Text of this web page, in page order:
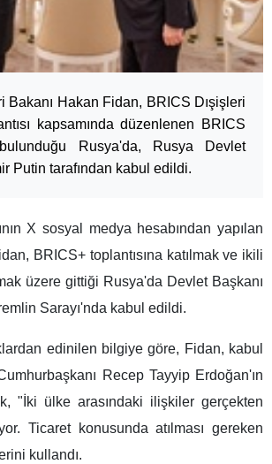
Bakanı Hakan Fidan, BRICS Dışişleri
kapsamında düzenlenen BRICS
Rusya'da, Rusya Devlet
Putin tarafından kabul edildi.
X sosyal medya hesabından yapılan
BRICS+ toplantısına katılmak ve ikili
üzere gittiği Rusya'da Devlet Başkanı
Sarayı'nda kabul edildi.
edinilen bilgiye göre, Fidan, kabul
Recep Tayyip Erdoğan'ın
"İki ülke arasındaki ilişkiler gerçekten
Ticaret konusunda atılması gereken
kullandı.